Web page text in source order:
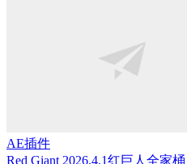
AE插件
Red Giant 2026.4.1红巨人全家桶